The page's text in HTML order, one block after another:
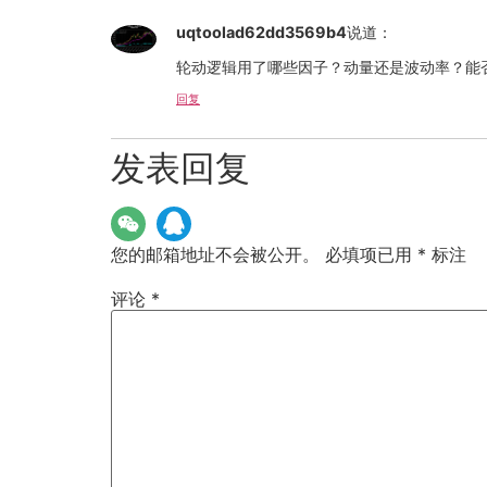
uqtoolad62dd3569b4说道：
轮动逻辑用了哪些因子？动量还是波动率？能
回复
发表回复
您的邮箱地址不会被公开。 必填项已用 * 标注
评论 *